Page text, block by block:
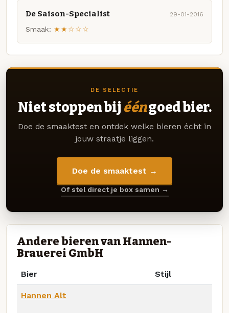
De Saison-Specialist 29-01-2016
Smaak: ★★☆☆☆
DE SELECTIE
Niet stoppen bij ééngoed bier.
Doe de smaaktest en ontdek welke bieren écht in
jouw straatje liggen.
Doe de smaaktest →
Of stel direct je box samen →
Andere bieren van Hannen-
Brauerei GmbH
Bier Stijl
Hannen Alt